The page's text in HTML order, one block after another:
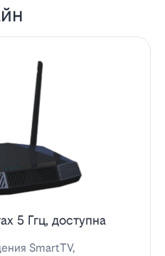
5 Ггц, доступна
SmartTV,